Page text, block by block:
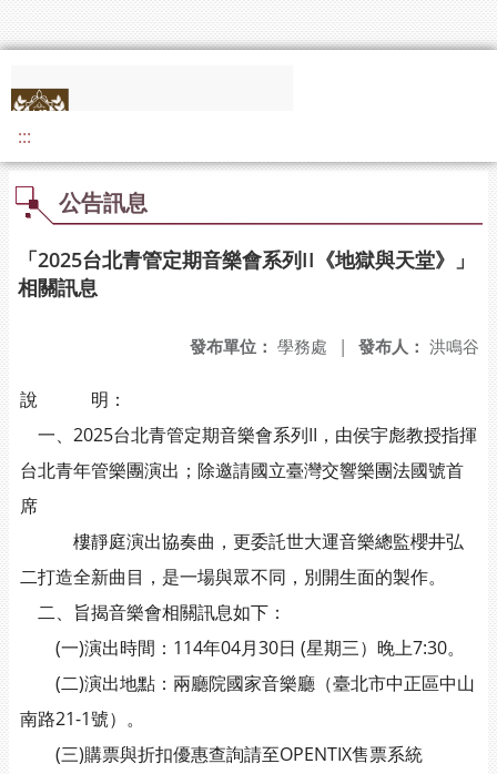
:::
公告訊息
「2025台北青管定期音樂會系列II《地獄與天堂》」
相關訊息
發布人： 洪鳴谷
發布單位： 學務處 |
說 明：
一、2025台北青管定期音樂會系列II，由侯宇彪教授指揮
台北青年管樂團演出；除邀請國立臺灣交響樂團法國號首
席
樓靜庭演出協奏曲，更委託世大運音樂總監櫻井弘
二打造全新曲目，是一場與眾不同，別開生面的製作。
二、旨揭音樂會相關訊息如下：
(一)演出時間：114年04月30日 (星期三）晚上7:30。
(二)演出地點：兩廳院國家音樂廳（臺北市中正區中山
南路21-1號）。
(三)購票與折扣優惠查詢請至OPENTIX售票系統